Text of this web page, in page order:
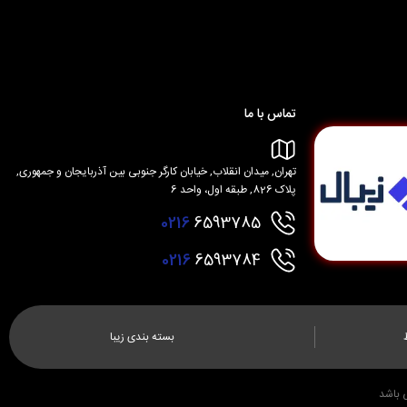
تماس با ما
تهران, میدان انقلاب, خیابان کارگر جنوبی بین آذربایجان و جمهوری,
پلاک 826, طبقه اول، واحد 6
02166593785
02166593784
بسته بندی زیبا
باشد